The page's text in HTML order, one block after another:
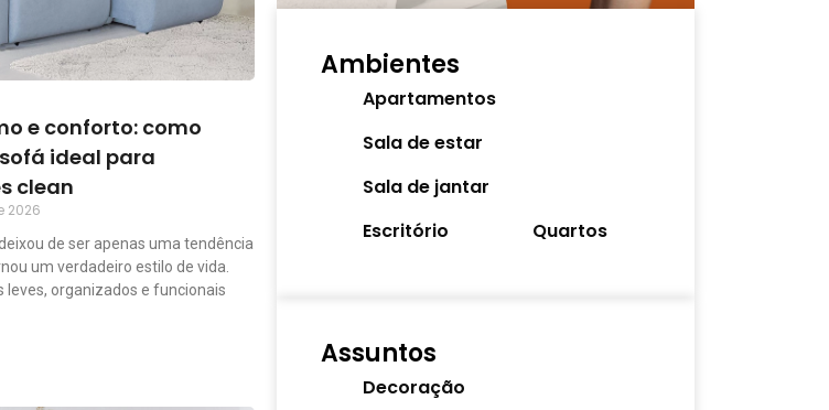
e conforto: como
ideal para
clean
2026
de ser apenas uma tendência
um verdadeiro estilo de vida.
leves, organizados e funcionais
Ambientes
Apartamentos
Sala de estar
Sala de jantar
Escritório
Quartos
Assuntos
Decoração